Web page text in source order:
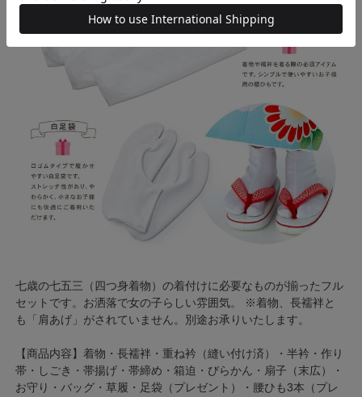
七歳の七五三（四つ身着物）の着付けに必要なものが揃ったフル
セットです。お洒落で女の子らしい雰囲気。 ※着物、長襦袢と
も「肩あげ」がされていません。別途お承りいたします。
【商品内容】着物・長襦袢・重ね衿（縫い付け済）・半衿・作り
帯・しごき・帯揚げ・帯締め・箱迫・びらかん・扇子（末広）・
お守り・バッグ・草履・足袋（プレゼント）・腰ひも3本（プレ